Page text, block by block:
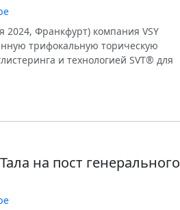
2024, Франкфурт) компания VSY
трифокальную торическую
и технологией SVT® для
на пост генерального